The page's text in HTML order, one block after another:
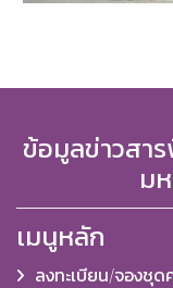
ข้อมูลข่าวสา
ม
เมนูหลัก
ลงทะเบียน/จองชุด